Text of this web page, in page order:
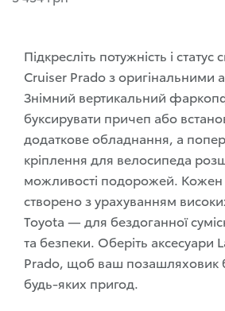
Підкресліть потужність і
Cruiser Prado з оригінальними
Знімний вертикальний
буксирувати причеп або
додаткове обладнання, а
кріплення для велосипеда
можливості подорожей. Кожен
створено з урахуванням
Toyota — для бездоганної
та безпеки. Оберіть аксесуари
Prado, щоб ваш позашляховик
будь-яких пригод.